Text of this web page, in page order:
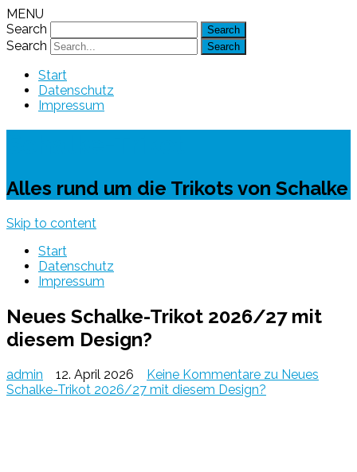
MENU
Search
Search
Start
Datenschutz
Impressum
Alles rund um die Trikots von Schalke
Skip to content
Start
Datenschutz
Impressum
Neues Schalke-Trikot 2026/27 mit
diesem Design?
admin 12. April 2026 Keine Kommentare zu Neues
Schalke-Trikot 2026/27 mit diesem Design?